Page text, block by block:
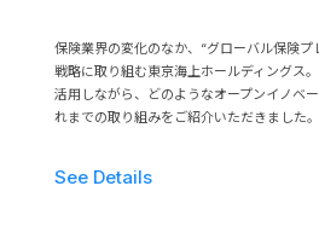
保険業界の変化のなか、“グローバル保険プ
戦略に取り組む東京海上ホールディングス
活用しながら、どのようなオープンイノベ
れまでの取り組みをご紹介いただきました。
See Details